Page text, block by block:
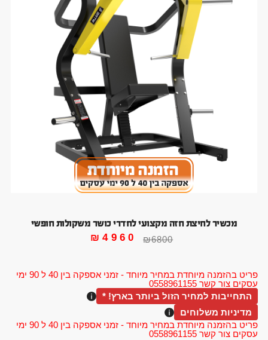
פריט בהזמנה מיוחדת במחיר מיוחד - זמני אספקה בין 40 ל 90 ימי
עסקים צור קשר 0558961155
מכשיר לחיצת חזה מקצועי לחדרי כושר משקולות חופשי
₪6800
₪4960
התחייבות למחיר הזול ביותר בארץ! *
מדיניות משלוחים
פריט בהזמנה מיוחדת במחיר מיוחד - זמני אספקה בין 40 ל 90 ימי
עסקים צור קשר 0558961155